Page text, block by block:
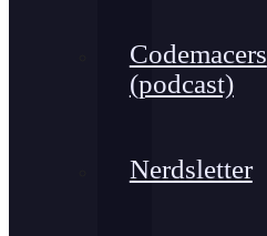
Codemacers
(podcast)
Nerdsletter